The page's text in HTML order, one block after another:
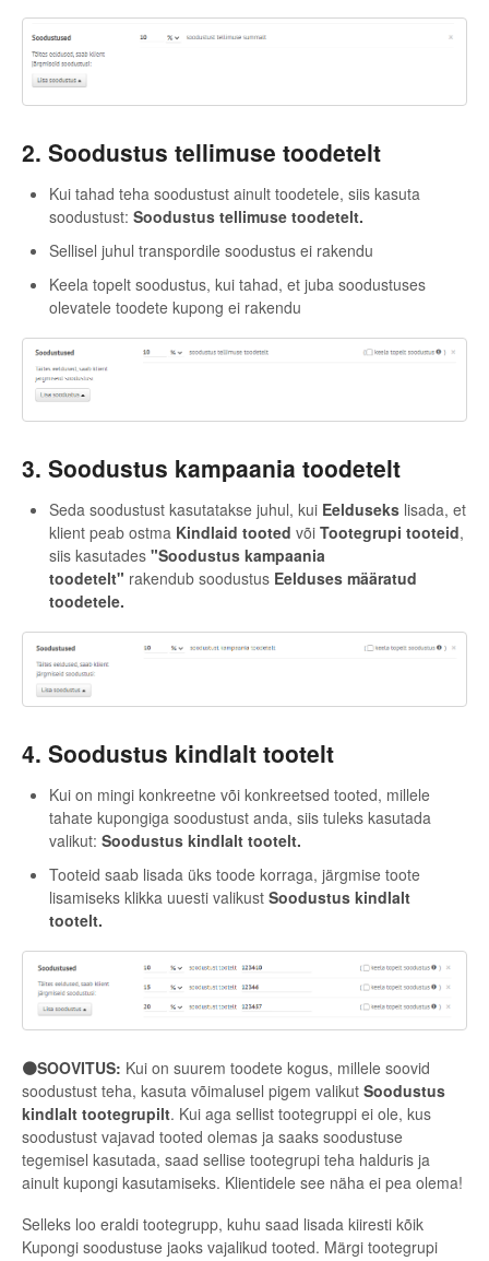
2. Soodustus tellimuse toodetelt
Kui tahad teha soodustust ainult toodetele, siis kasuta
soodustust: Soodustus tellimuse toodetelt.
Sellisel juhul transpordile soodustus ei rakendu
Keela topelt soodustus, kui tahad, et juba soodustuses
olevatele toodete kupong ei rakendu
3. Soodustus kampaania toodetelt
Seda soodustust kasutatakse juhul, kui Eelduseks lisada, et
klient peab ostma Kindlaid tooted või Tootegrupi tooteid,
siis kasutades "Soodustus kampaania
toodetelt" rakendub soodustus Eelduses määratud
toodetele.
4. Soodustus kindlalt tootelt
Kui on mingi konkreetne või konkreetsed tooted, millele
tahate kupongiga soodustust anda, siis tuleks kasutada
valikut: Soodustus kindlalt tootelt.
Tooteid saab lisada üks toode korraga, järgmise toote
lisamiseks klikka uuesti valikust Soodustus kindlalt
tootelt.
🟠SOOVITUS: Kui on suurem toodete kogus, millele soovid
soodustust teha, kasuta võimalusel pigem valikut Soodustus
kindlalt tootegrupilt. Kui aga sellist tootegruppi ei ole, kus
soodustust vajavad tooted olemas ja saaks soodustuse
tegemisel kasutada, saad sellise tootegrupi teha halduris ja
ainult kupongi kasutamiseks. Klientidele see näha ei pea olema!
Selleks loo eraldi tootegrupp, kuhu saad lisada kiiresti kõik
Kupongi soodustuse jaoks vajalikud tooted. Märgi tootegrupi